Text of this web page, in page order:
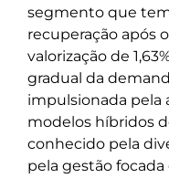
segmento que
recuperação após
valorização de
gradual da
impulsionada pela
modelos híbridos
conhecido pela
pela gestão